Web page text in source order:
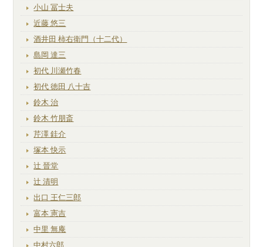
小山 冨士夫
近藤 悠三
酒井田 柿右衛門（十二代）
島岡 達三
初代 川瀬竹春
初代 徳田 八十吉
鈴木 治
鈴木 竹朋斎
芹澤 銈介
塚本 快示
辻 晉堂
辻 清明
出口 王仁三郎
富本 憲吉
中里 無庵
中村六郎